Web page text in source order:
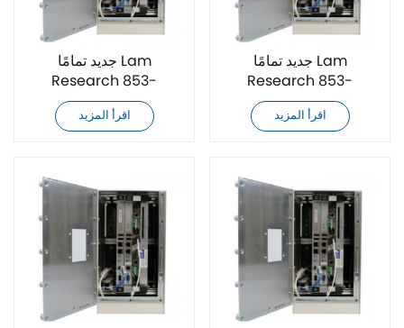
جديد تمامًا Lam
Research 853-
044013-153 هيكل VME
اقرأ المزيد
جديد تمامًا Lam
Research 853-
044013-186 هيكل VME
اقرأ المزيد